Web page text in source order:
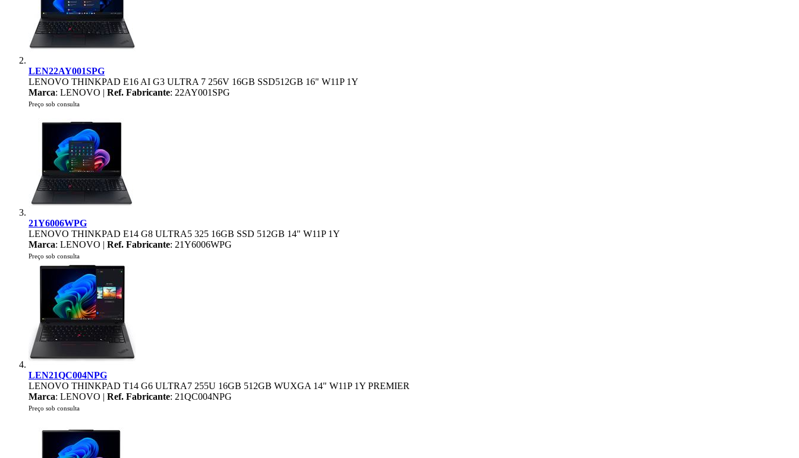
LEN22AY001SPG
LENOVO THINKPAD E16 AI G3 ULTRA 7 256V 16GB SSD512GB 16" W11P 1Y
Marca: LENOVO | Ref. Fabricante: 22AY001SPG
Preço sob consulta
21Y6006WPG
LENOVO THINKPAD E14 G8 ULTRA5 325 16GB SSD 512GB 14" W11P 1Y
Marca: LENOVO | Ref. Fabricante: 21Y6006WPG
Preço sob consulta
LEN21QC004NPG
LENOVO THINKPAD T14 G6 ULTRA7 255U 16GB 512GB WUXGA 14" W11P 1Y PREMIER
Marca: LENOVO | Ref. Fabricante: 21QC004NPG
Preço sob consulta